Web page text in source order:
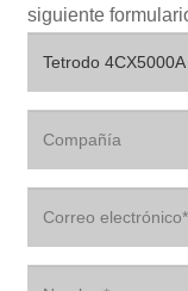
siguiente